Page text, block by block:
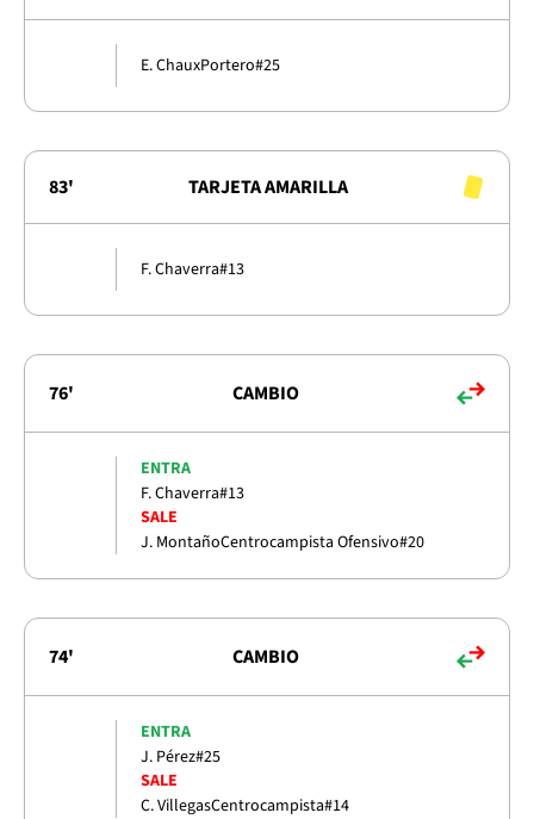
E. ChauxPortero#25
83' TARJETA AMARILLA
F. Chaverra#13
76' CAMBIO
ENTRA
F. Chaverra#13
SALE
J. MontañoCentrocampista Ofensivo#20
74' CAMBIO
ENTRA
J. Pérez#25
SALE
C. VillegasCentrocampista#14